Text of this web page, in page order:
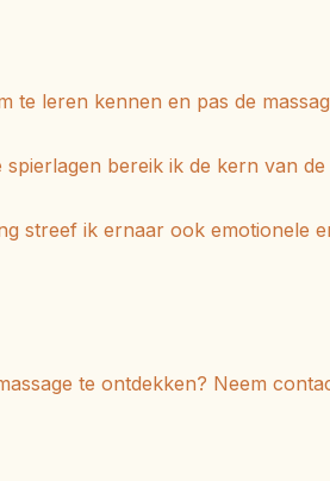
te leren kennen en pas de
bereik ik de kern van
streef ik ernaar ook emotionele
te ontdekken? Neem